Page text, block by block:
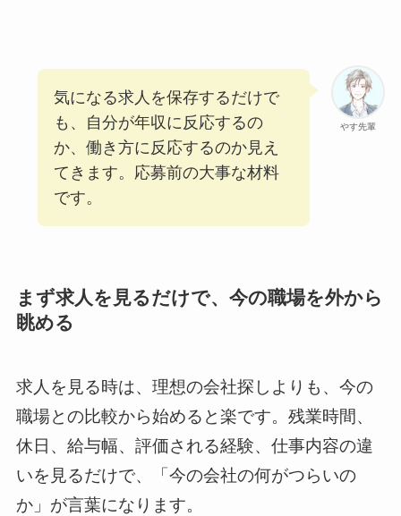
やす先輩
気になる求人を保存するだけで
も、自分が年収に反応するの
か、働き方に反応するのか見え
てきます。応募前の大事な材料
です。
まず求人を見るだけで、今の職場を外から
眺める
求人を見る時は、理想の会社探しよりも、今の
職場との比較から始めると楽です。残業時間、
休日、給与幅、評価される経験、仕事内容の違
いを見るだけで、「今の会社の何がつらいの
か」が言葉になります。